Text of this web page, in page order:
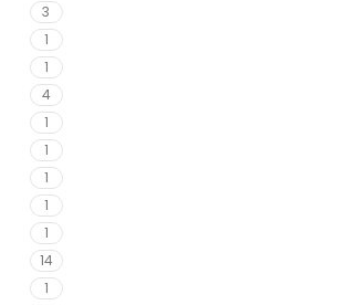
3
1
1
4
1
1
1
1
1
14
1